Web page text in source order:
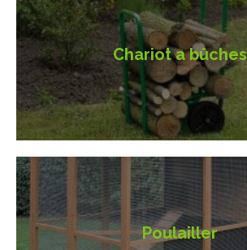
Chariot a bûches
Poulailler